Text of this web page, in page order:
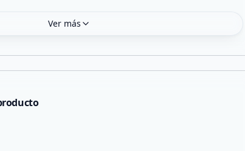
Ver más